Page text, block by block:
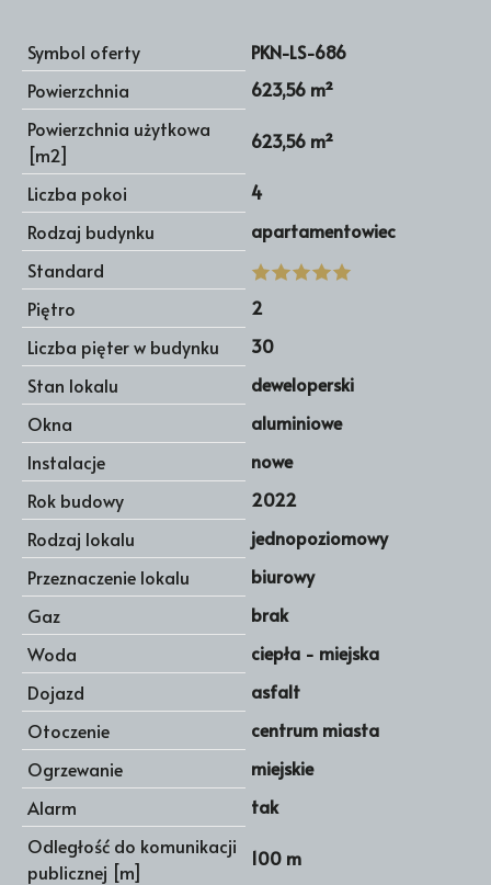
Symbol oferty
PKN-LS-686
Powierzchnia
623,56 m²
Powierzchnia użytkowa
[m2]
623,56 m²
Liczba pokoi
4
Rodzaj budynku
apartamentowiec
Standard
Piętro
2
Liczba pięter w budynku
30
Stan lokalu
deweloperski
Okna
aluminiowe
Instalacje
nowe
Rok budowy
2022
Rodzaj lokalu
jednopoziomowy
Przeznaczenie lokalu
biurowy
Gaz
brak
Woda
ciepła - miejska
Dojazd
asfalt
Otoczenie
centrum miasta
Ogrzewanie
miejskie
Alarm
tak
Odległość do komunikacji
publicznej [m]
100 m